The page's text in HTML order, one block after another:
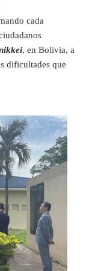
cada
, en Bolivia, a
dificultades que